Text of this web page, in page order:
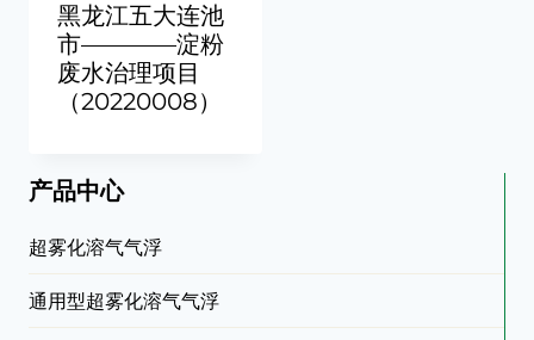
黑龙江五大连池
市————淀粉
废水治理项目
（20220008）
产品中心
超雾化溶气气浮
通用型超雾化溶气气浮